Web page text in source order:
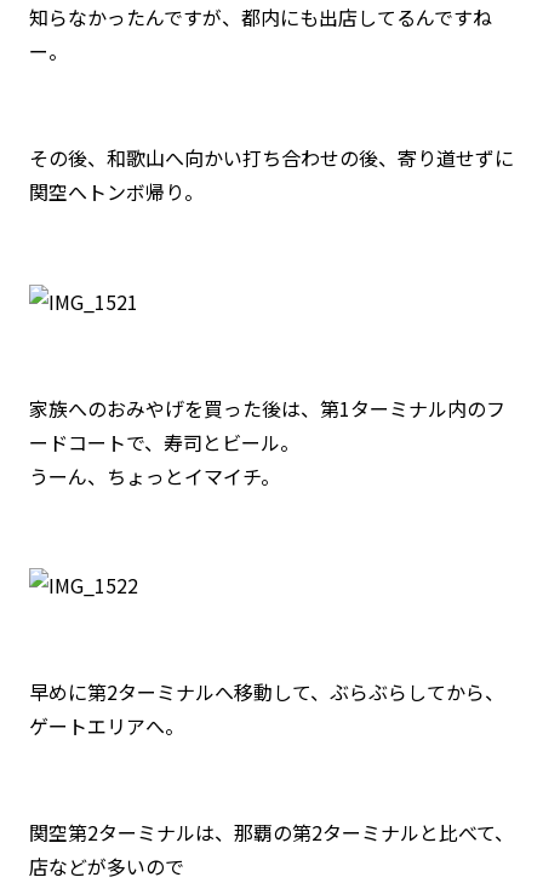
知らなかったんですが、都内にも出店してるんですね
ー。
その後、和歌山へ向かい打ち合わせの後、寄り道せずに
関空へトンボ帰り。
家族へのおみやげを買った後は、第1ターミナル内のフ
ードコートで、寿司とビール。
うーん、ちょっとイマイチ。
早めに第2ターミナルへ移動して、ぶらぶらしてから、
ゲートエリアへ。
関空第2ターミナルは、那覇の第2ターミナルと比べて、
店などが多いので